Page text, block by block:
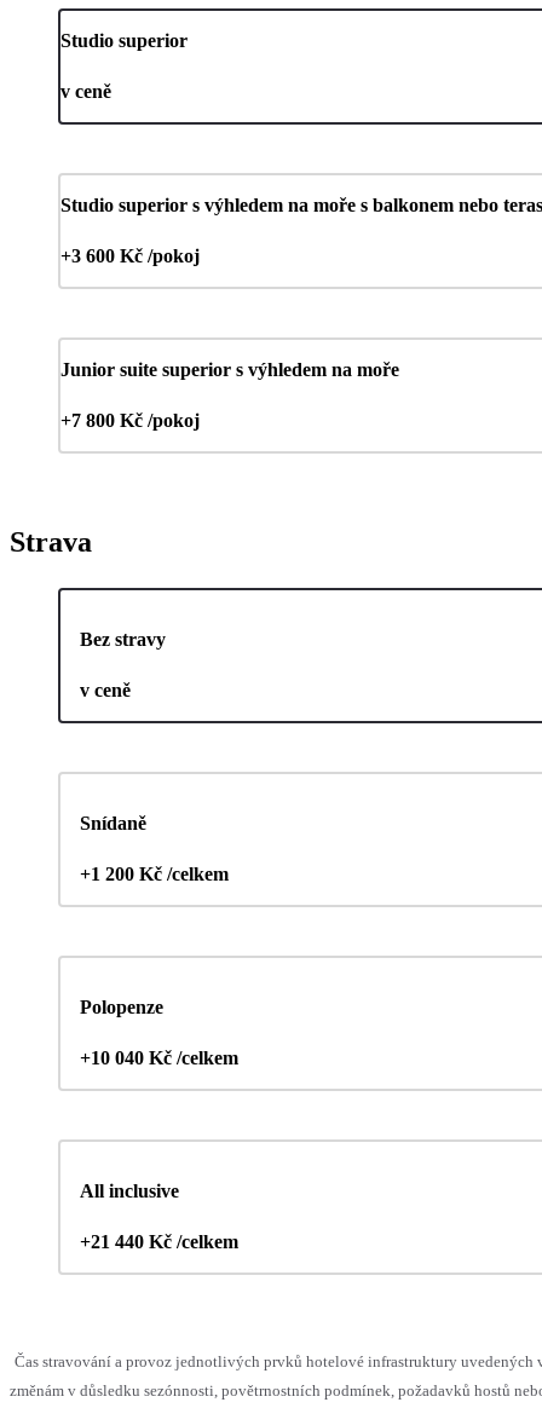
Studio superior
v ceně
Studio superior s výhledem na moře s balkonem nebo
+3 600 Kč /pokoj
Junior suite superior s výhledem na moře
+7 800 Kč /pokoj
Strava
Bez stravy
v ceně
Snídaně
+1 200 Kč /celkem
Polopenze
+10 040 Kč /celkem
All inclusive
+21 440 Kč /celkem
Čas stravování a provoz jednotlivých prvků hotelové infrastruktury uvedených
změnám v důsledku sezónnosti, povětrnostních podmínek, požadavků hostů